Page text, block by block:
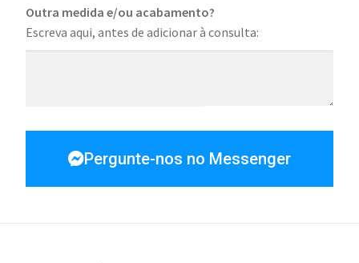
Outra medida e/ou acabamento?
Escreva aqui, antes de adicionar à consulta:
Pergunte-nos no Messenger